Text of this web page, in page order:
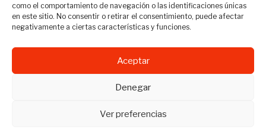
como el comportamiento de navegación o las identificaciones únicas
en este sitio. No consentir o retirar el consentimiento, puede afectar
negativamente a ciertas características y funciones.
Aceptar
Denegar
Ver preferencias
Revista Travel Manager © 2012 - 2026
Todos los derechos reservados.